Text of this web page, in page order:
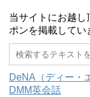
当サイトにお越し
ポンを掲載してい
DeNA（ディー・
DMM英会話